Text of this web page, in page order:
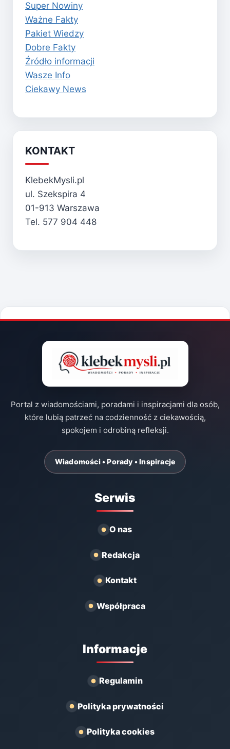
Super Nowiny
Ważne Fakty
Pakiet Wiedzy
Dobre Fakty
Źródło informacji
Wasze Info
Ciekawy News
KONTAKT
KlebekMysli.pl
ul. Szekspira 4
01-913 Warszawa
Tel. 577 904 448
Portal z wiadomościami, poradami i inspiracjami dla osób,
które lubią patrzeć na codzienność z ciekawością,
spokojem i odrobiną refleksji.
Wiadomości • Porady • Inspiracje
Serwis
O nas
Redakcja
Kontakt
Współpraca
Informacje
Regulamin
Polityka prywatności
Polityka cookies